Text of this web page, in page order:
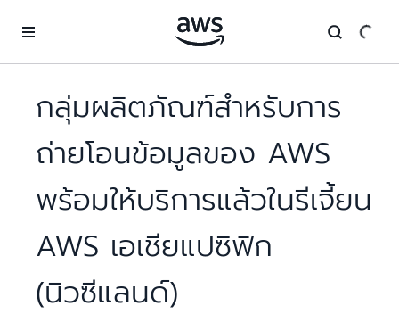
กลุ่มผลิตภัณฑ์สำหรับการ
ถ่ายโอนข้อมูลของ AWS
พร้อมให้บริการแล้วในรีเจี้ยน
AWS เอเชียแปซิฟิก
(นิวซีแลนด์)